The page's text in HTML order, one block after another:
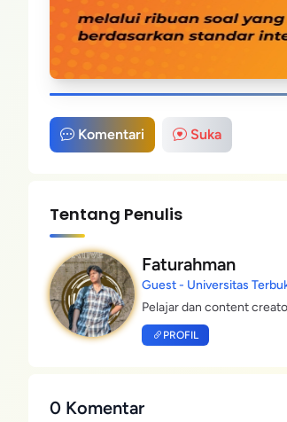
Komentari Suka
Tentang Penulis
Faturahman
Guest - Universitas
Pelajar dan content
PROFIL
0 Komentar